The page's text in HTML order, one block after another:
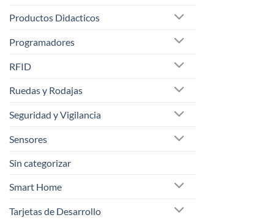
Productos Didacticos
Programadores
RFID
Ruedas y Rodajas
Seguridad y Vigilancia
Sensores
Sin categorizar
Smart Home
Tarjetas de Desarrollo